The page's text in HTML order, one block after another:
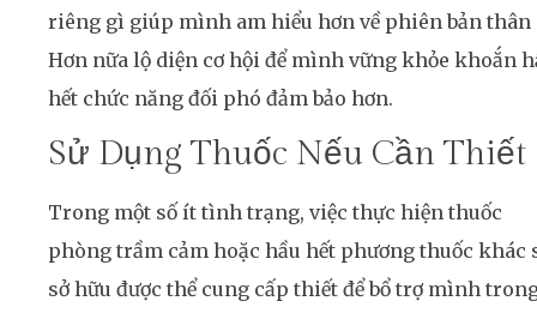
riêng gì giúp mình am hiểu hơn về phiên bản thân
Hơn nữa lộ diện cơ hội để mình vững khỏe khoắn
hết chức năng đối phó đảm bảo hơn.
Sử Dụng Thuốc Nếu Cần Thiết
Trong một số ít tình trạng, việc thực hiện thuốc
phòng trầm cảm hoặc hầu hết phương thuốc khác
sở hữu được thể cung cấp thiết để bổ trợ mình